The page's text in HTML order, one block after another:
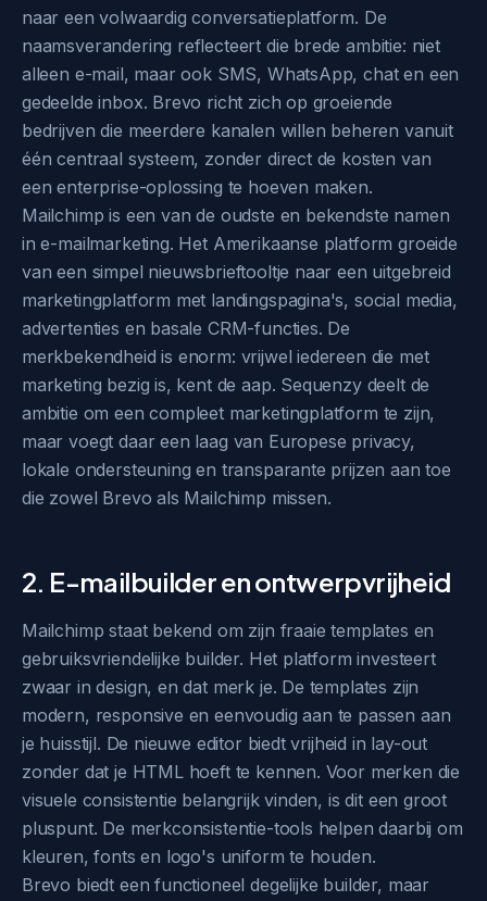
naar een volwaardig conversatieplatform. De
naamsverandering reflecteert die brede ambitie: niet
alleen e-mail, maar ook SMS, WhatsApp, chat en een
gedeelde inbox. Brevo richt zich op groeiende
bedrijven die meerdere kanalen willen beheren vanuit
één centraal systeem, zonder direct de kosten van
een enterprise-oplossing te hoeven maken.
Mailchimp is een van de oudste en bekendste namen
in e-mailmarketing. Het Amerikaanse platform groeide
van een simpel nieuwsbrieftooltje naar een uitgebreid
marketingplatform met landingspagina's, social media,
advertenties en basale CRM-functies. De
merkbekendheid is enorm: vrijwel iedereen die met
marketing bezig is, kent de aap. Sequenzy deelt de
ambitie om een compleet marketingplatform te zijn,
maar voegt daar een laag van Europese privacy,
lokale ondersteuning en transparante prijzen aan toe
die zowel Brevo als Mailchimp missen.
2. E-mailbuilder en ontwerpvrijheid
Mailchimp staat bekend om zijn fraaie templates en
gebruiksvriendelijke builder. Het platform investeert
zwaar in design, en dat merk je. De templates zijn
modern, responsive en eenvoudig aan te passen aan
je huisstijl. De nieuwe editor biedt vrijheid in lay-out
zonder dat je HTML hoeft te kennen. Voor merken die
visuele consistentie belangrijk vinden, is dit een groot
pluspunt. De merkconsistentie-tools helpen daarbij om
kleuren, fonts en logo's uniform te houden.
Brevo biedt een functioneel degelijke builder, maar